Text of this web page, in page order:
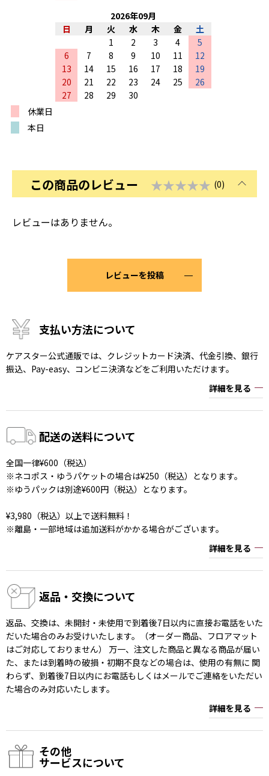
2026年09月
日
月 火 水 木 金
土
1
2 3 4
5
6
7 8 9 10 11
12
13
14 15 16 17 18
19
20
21 22 23 24 25
26
27
28 29
30
休業日
本日
この商品のレビュー ★★★★★ (0)
レビューはありません。
レビューを投稿
支払い方法について
ケアスター公式通販では、クレジットカード決済、代金引換、銀行
振込、Pay-easy、コンビニ決済などをご利用いただけます。
詳細を見る
配送の送料について
全国一律¥600（税込）
※ネコポス・ゆうパケットの場合は¥250（税込）となります。
※ゆうパックは別途¥600円（税込）となります。
¥3,980（税込）以上で送料無料！
※離島・一部地域は追加送料がかかる場合がございます。
詳細を見る
返品・交換について
返品、交換は、未開封・未使用で到着後7日以内に直接お電話をいた
だいた場合のみお受けいたします。（オーダー商品、フロアマット
はご対応しておりません） 万一、注文した商品と異なる商品が届い
た、または到着時の破損・初期不良などの場合は、使用の有無に 関
わらず、到着後7日以内にお電話もしくはメールでご連絡をいただい
た場合のみ対応いたします。
詳細を見る
その他
サービスについて